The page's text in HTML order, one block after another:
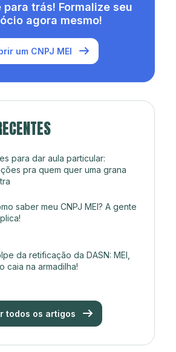
para trás! Formalize seu
agora mesmo!
um CNPJ MEI
para dar aula particular:
pra quem quer uma grana
saber meu CNPJ MEI? A gente
da retificação da DASN: MEI,
caia na armadilha!
todos os artigos